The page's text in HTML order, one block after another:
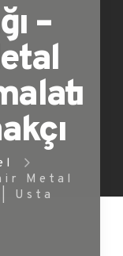
–
Metal
| Usta